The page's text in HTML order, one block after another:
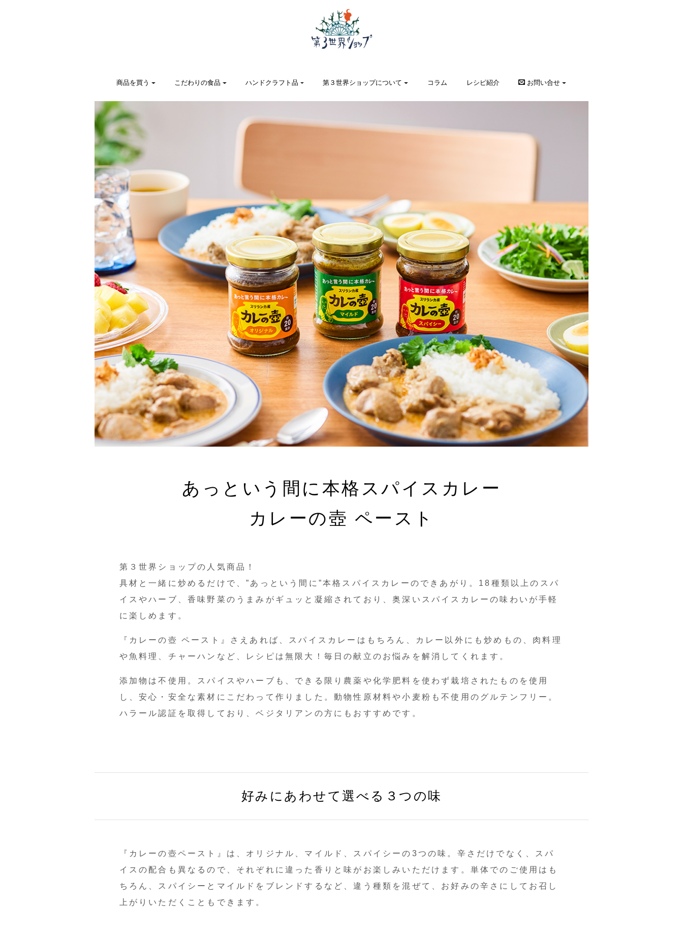
商品を買う こだわりの食品 ハンドクラフト品 第３世界ショップについて コラム レシピ紹介 お問い合せ
あっという間に本格スパイスカレー
カレーの壺 ペースト
第３世界ショップの人気商品！
具材と一緒に炒めるだけで、”あっという間に”本格スパイスカレーのできあがり。18種類以上のスパ
イスやハーブ、香味野菜のうまみがギュッと凝縮されており、奥深いスパイスカレーの味わいが手軽
に楽しめます。
『カレーの壺 ペースト』さえあれば、スパイスカレーはもちろん、カレー以外にも炒めもの、肉料理
や魚料理、チャーハンなど、レシピは無限大！毎日の献立のお悩みを解消してくれます。
添加物は不使用。スパイスやハーブも、できる限り農薬や化学肥料を使わず栽培されたものを使用
し、安心・安全な素材にこだわって作りました。動物性原材料や小麦粉も不使用のグルテンフリー。
ハラール認証を取得しており、ベジタリアンの方にもおすすめです。
好みにあわせて選べる３つの味
『カレーの壺ペースト』は、オリジナル、マイルド、スパイシーの3つの味。辛さだけでなく、スパ
イスの配合も異なるので、それぞれに違った香りと味がお楽しみいただけます。単体でのご使用はも
ちろん、スパイシーとマイルドをブレンドするなど、違う種類を混ぜて、お好みの辛さにしてお召し
上がりいただくこともできます。